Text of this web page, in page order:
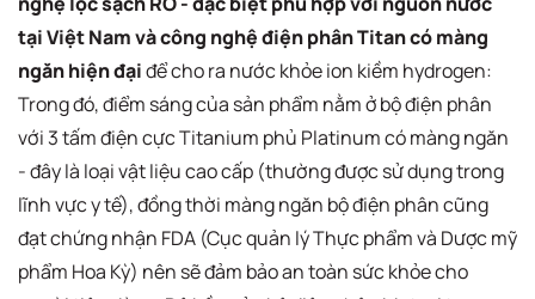
tại Việt Nam và công nghệ điện phân Titan có màng
ngăn hiện đạiđể cho ra nước khỏe ion kiềm hydrogen:
Trong đó, điểm sáng của sản phẩm nằm ở bộ điện phân
với 3 tấm điện cực Titanium phủ Platinum có màng ngăn
- đây là loại vật liệu cao cấp (thường được sử dụng trong
lĩnh vực y tế), đồng thời màng ngăn bộ điện phân cũng
đạt chứng nhận FDA (Cục quản lý Thực phẩm và Dược mỹ
phẩm Hoa Kỳ) nên sẽ đảm bảo an toàn sức khỏe cho